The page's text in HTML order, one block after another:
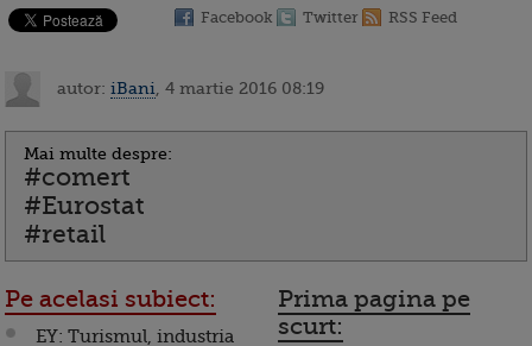
Facebook Twitter RSS Feed
autor: iBani , 4 martie 2016 08:19
Mai multe despre:
#comert
#Eurostat
#retail
Pe acelasi subiect:
EY: Turismul, industria
Prima pagina pe
scurt: